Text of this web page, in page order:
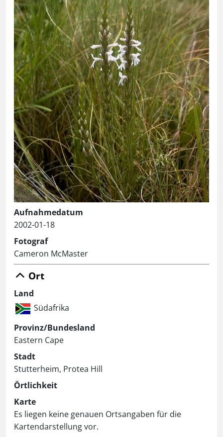
Aufnahmedatum
2002-01-18
Fotograf
Cameron McMaster
Ort
Land
Südafrika
Provinz/Bundesland
Eastern Cape
Stadt
Stutterheim, Protea Hill
Örtlichkeit
Karte
Es liegen keine genauen Ortsangaben für die
Kartendarstellung vor.